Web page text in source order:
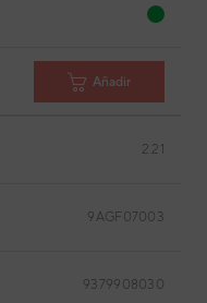
Añadir
2.21
9AGF07003
9379908030